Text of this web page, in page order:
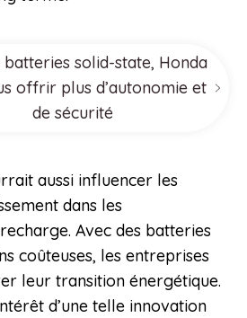
batteries solid-state, Honda
offrir plus d’autonomie et
de sécurité
aussi influencer les
dans les
Avec des batteries
coûteuses, les entreprises
leur transition énergétique.
d’une telle innovation